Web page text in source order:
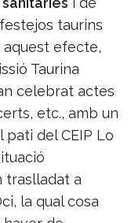
taurins
efecte,
Taurina
celebrat actes
etc., amb un
del CEIP Lo
traslladat a
la qual cosa